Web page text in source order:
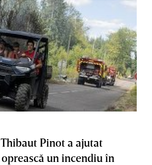
Pinot a ajutat
un incendiu în